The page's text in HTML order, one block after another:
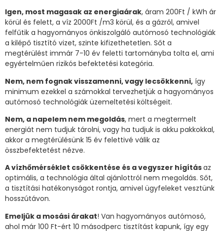
Igen, most magasak az energiaárak, áram 200Ft / kWh ár
körül és felett, a víz 2000Ft /m3 körül, és a gázról, amivel
felfűtik a hagyományos önkiszolgáló autómosó technológiák
a kilépő tisztító vizet, szinte kifizethetetlen. Sőt a
megtérülést immár 7-10 év feletti tartományba tolta el, ami
egyértelműen rizikós befektetési kategória.
Nem, nem fognak visszamenni, vagy lecsökkenni, így
minimum ezekkel a számokkal tervezhetjük a hagyományos
autómosó technológiák üzemeltetési költségeit.
Nem, a napelem nem megoldás, mert a megtermelt
energiát nem tudjuk tárolni, vagy ha tudjuk is akku pakkokkal,
akkor a megtérülésünk 15 év felettivé válik az
összbefektetést nézve.
A vízhőmérséklet csökkentése és a vegyszer hígításaz
optimális, a technológia által ajánlottról nem megoldás. Sőt,
a tisztítási hatékonyságot rontja, amivel ügyfeleket vesztünk
hosszútávon.
Emeljük a mosási árakat! Van hagyományos autómosó,
ahol már 100 Ft-ért 10 másodperc tisztítást kapunk, így egy